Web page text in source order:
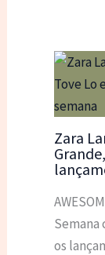
Zara
Semana
os